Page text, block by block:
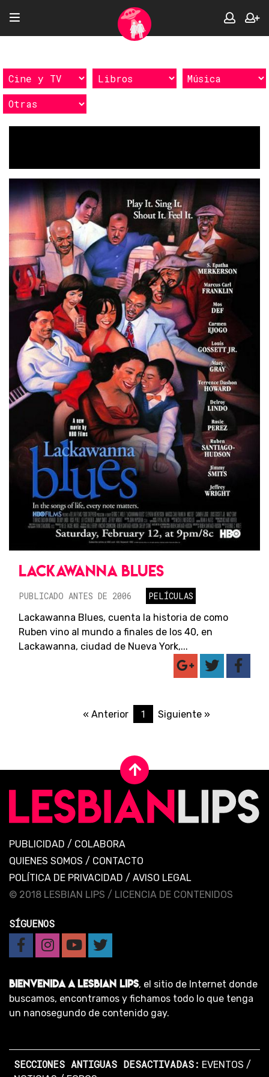
LACKAWANNA BLUES
PUBLICADO ANTES DE 2006
PELÍCULAS
Lackawanna Blues, cuenta la historia de como
Ruben vino al mundo a finales de los 40, en
Lackawanna, ciudad de Nueva York,...
« Anterior 1 Siguiente »
PUBLICIDAD / COLABORA
QUIENES SOMOS / CONTACTO
POLÍTICA DE PRIVACIDAD / AVISO LEGAL
© 2018 LESBIAN LIPS / LICENCIA DE CONTENIDOS
SÍGUENOS
BIENVENIDA A LESBIAN LIPS, el sitio de Internet donde
buscamos, encontramos y fichamos todo lo que tenga
un nanosegundo de contenido gay.
SECCIONES ANTIGUAS DESACTIVADAS: EVENTOS /